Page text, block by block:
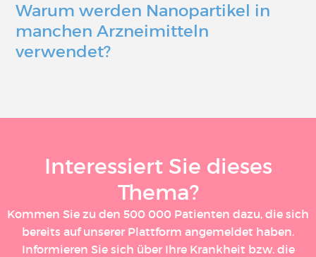
Warum werden Nanopartikel in
manchen Arzneimitteln
verwendet?
Interessiert Sie dieses
Thema?
Kommen Sie zu den 500 000 Patienten dazu, die sich
bereits auf unserer Plattform angemeldet haben.
Informieren Sie sich über Ihre Krankheit bzw. die